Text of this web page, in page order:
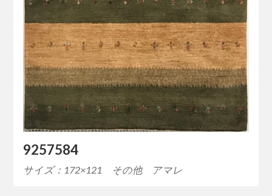
9257584
サイズ：172×121 その他 アマレ